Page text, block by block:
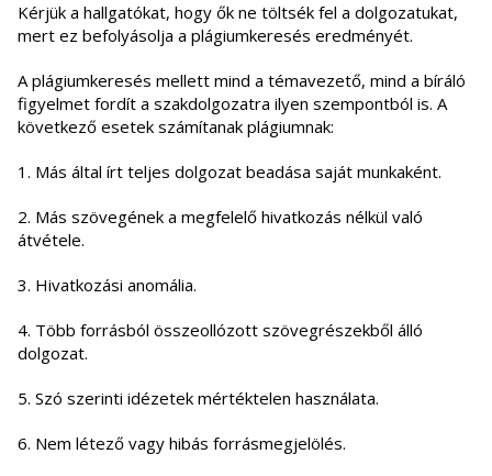
Kérjük a hallgatókat, hogy ők ne töltsék fel a dolgozatukat,
mert ez befolyásolja a plágiumkeresés eredményét.
A plágiumkeresés mellett mind a témavezető, mind a bíráló
figyelmet fordít a szakdolgozatra ilyen szempontból is. A
következő esetek számítanak plágiumnak:
1. Más által írt teljes dolgozat beadása saját munkaként.
2. Más szövegének a megfelelő hivatkozás nélkül való
átvétele.
3. Hivatkozási anomália.
4. Több forrásból összeollózott szövegrészekből álló
dolgozat.
5. Szó szerinti idézetek mértéktelen használata.
6. Nem létező vagy hibás forrásmegjelölés.